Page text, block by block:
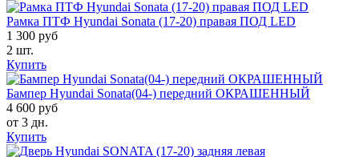
Рамка ПТФ Hyundai Sonata (17-20) правая ПОД LED
1 300 руб
2 шт.
Купить
Бампер Hyundai Sonata(04-) передний ОКРАШЕННЫЙ
4 600 руб
от 3 дн.
Купить